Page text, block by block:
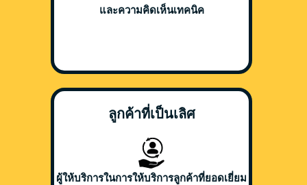
และความคิดเห็นเทคนิค
ลูกค้าที่เป็นเลิศ
ผู้ให้บริการในการให้บริการลูกค้าที่ยอดเยี่ยม